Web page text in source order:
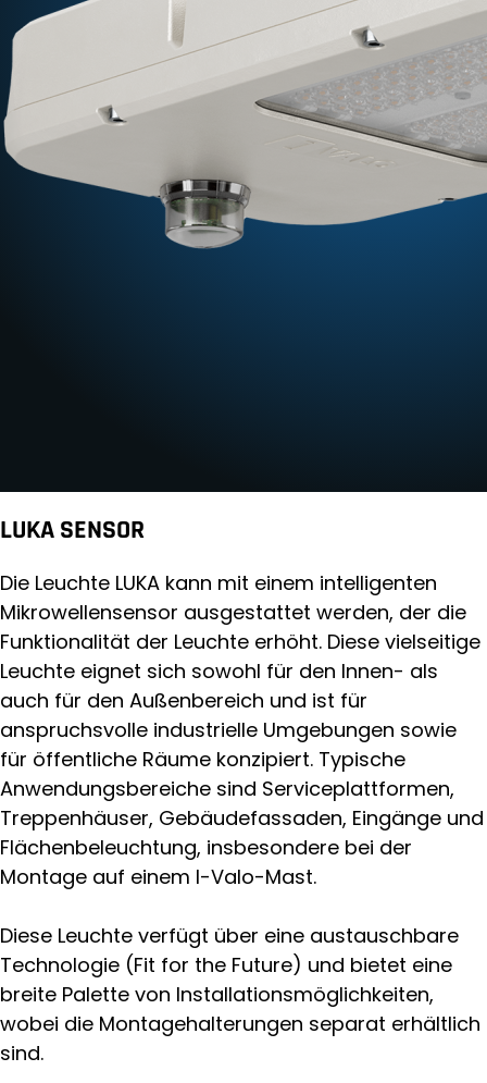
LUKA SENSOR
Die Leuchte LUKA kann mit einem intelligenten
Mikrowellensensor ausgestattet werden, der die
Funktionalität der Leuchte erhöht. Diese vielseitige
Leuchte eignet sich sowohl für den Innen- als
auch für den Außenbereich und ist für
anspruchsvolle industrielle Umgebungen sowie
für öffentliche Räume konzipiert. Typische
Anwendungsbereiche sind Serviceplattformen,
Treppenhäuser, Gebäudefassaden, Eingänge und
Flächenbeleuchtung, insbesondere bei der
Montage auf einem I-Valo-Mast.
Diese Leuchte verfügt über eine austauschbare
Technologie (Fit for the Future) und bietet eine
breite Palette von Installationsmöglichkeiten,
wobei die Montagehalterungen separat erhältlich
sind.